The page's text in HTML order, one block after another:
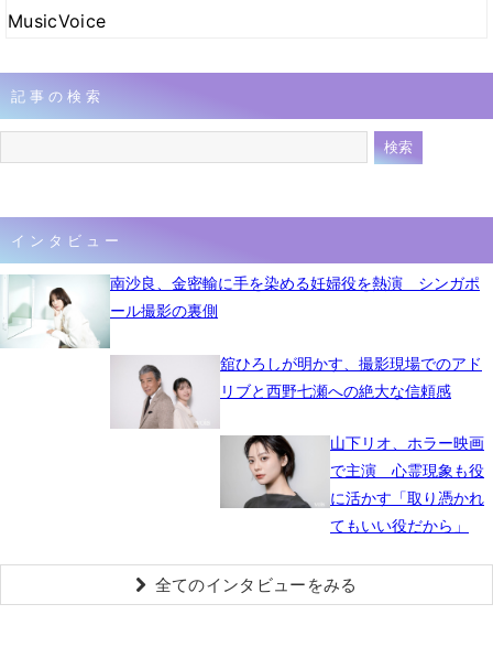
MusicVoice
記事の検索
インタビュー
南沙良、金密輸に手を染める妊婦役を熱演 シンガポ
ール撮影の裏側
舘ひろしが明かす、撮影現場でのアド
リブと西野七瀬への絶大な信頼感
山下リオ、ホラー映画
で主演 心霊現象も役
に活かす「取り憑かれ
てもいい役だから」
全てのインタビューをみる